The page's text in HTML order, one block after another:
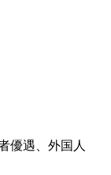
優遇、外国人